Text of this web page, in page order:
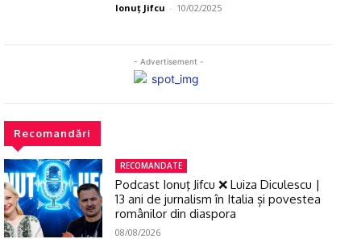
Ionuţ Jifcu - 10/02/2025
- Advertisement -
Recomandări
RECOMANDATE
Podcast Ionuţ Jifcu ❌ Luiza Diculescu |
13 ani de jurnalism în Italia și povestea
românilor din diaspora
08/08/2026